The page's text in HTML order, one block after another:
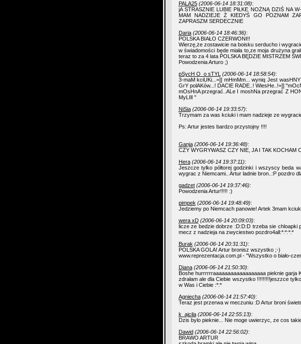
PALA25 (2006-06-14 18:31:08):
jA STRASZNIE LUBIE PIŁKE NOŻNĄ DZIŚ NA
MAM NADZIEJE Ż KIEDYŚ GO POZNAM
ZAPRASZM SERDECZNIE
Daria (2006-06-14 18:46:36):
POLSKA BIAŁO CZERWONI!!
Wierzę,że zostawicie na boisku serducho i
w świadomości będe miała to,ze moja drużyna
teraz to za 4 lata POLSKA BĘDZIE MISTRZEM
Powodzenia Arturo ;)
pSycH O_o sTYL (2006-06-14 18:58:54):
3-maM kciUKi...=]] mHmMm... wyniq Jest
GrY polAKów...! DACIE RADE..! WiesHe..!=]]
mOsHnA przegrać..ALe I moshNa przegrać Z
MyLIlI "
NiSia (2006-06-14 19:33:57):
Trzymam za was kciuki i mam nadzieje ze
Ps: Artur jestes bardzo przystojny !!!!
Ganja (2006-06-14 19:36:48):
CZY WYGRYWASZ CZY NIE, JA I TAK KOCHAM
Hera (2006-06-14 19:37:11):
Jeszcze tylko półtorej godzinki i wszyscy beda
wygrac z Niemcami.. Artur ladnie bron..:P pozdro
gadzet (2006-06-14 19:37:46):
Powodzenia Artur!!!!! :)
pimpek (2006-06-14 19:48:49):
Jedziemy po Niemcach panowie! Artek 3mam
wera xD (2006-06-14 20:09:03):
licze ze bedzie dobrze :D:D:D trzeba sie chloapki
mecz z nadzieja na zwyciestwo pozdro4all:*:*:*:*
Burak (2006-06-14 20:31:31):
POLSKA GOLA! Artur bronisz wszystko ;-)
www.reprezentacja.com.pl - "Wszystko o biało-
Diana (2006-06-14 21:50:30):
Boshe hurrrrrraaaaaaaaaaaaaaaaaa pieknie garja
zdrałam ale dla Ciebie wszystko !!!!!!!!!jeszzce
w Was i Ciebie :*:*
Agniecha (2006-06-14 21:57:40):
Teraz jest przerwa w meczuniu :D Artur broni
k_ajcila (2006-06-14 22:55:13):
Dzis bylo pieknie... Nie moge uwierzyc, ze cos
Dawid (2006-06-14 22:56:02):
BRAWO ARTUR